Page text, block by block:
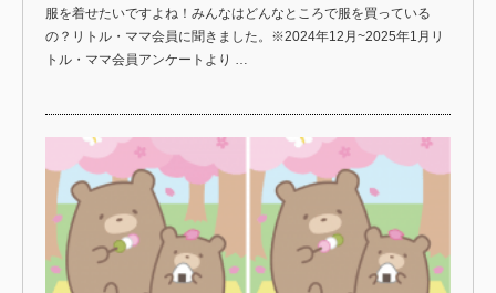
服を着せたいですよね！みんなはどんなところで服を買っている
の？リトル・ママ会員に聞きました。※2024年12月~2025年1月リ
トル・ママ会員アンケートより …